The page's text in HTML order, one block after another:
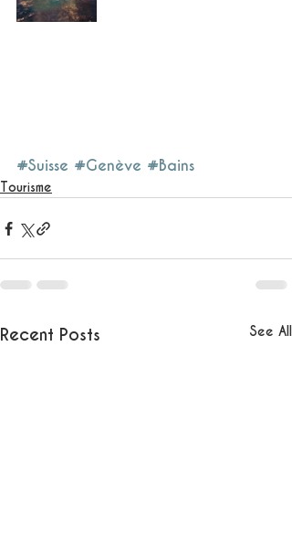
#Suisse #Genève #Bains
Tourisme
Recent Posts See All